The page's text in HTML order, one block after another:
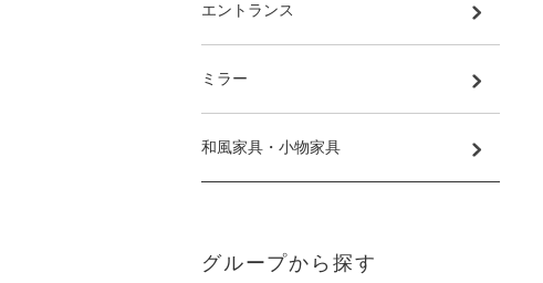
エントランス
ミラー
和風家具・小物家具
グループから探す